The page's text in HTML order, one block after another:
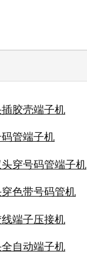
胶壳端子机
管端子机
穿号码管端子机
色带号码管机
端子压接机
自动端子机